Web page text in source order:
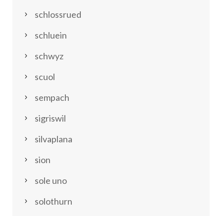
schlossrued
schluein
schwyz
scuol
sempach
sigriswil
silvaplana
sion
sole uno
solothurn